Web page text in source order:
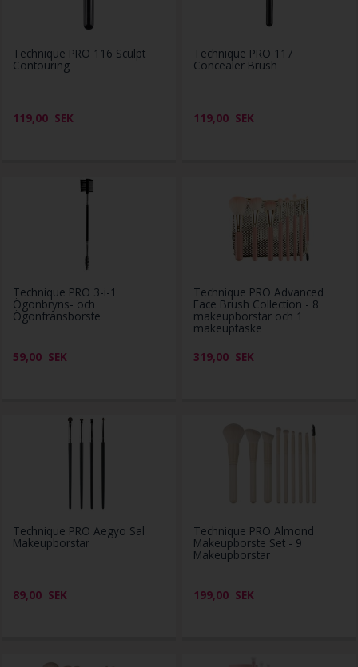
Technique PRO 116 Sculpt
Contouring
119,00 SEK
Technique PRO 117
Concealer Brush
119,00 SEK
Technique PRO 3-i-1
Ögonbryns- och
Ögonfransborste
59,00 SEK
Technique PRO Advanced
Face Brush Collection - 8
makeupborstar och 1
makeuptaske
319,00 SEK
Technique PRO Aegyo Sal
Makeupborstar
89,00 SEK
Technique PRO Almond
Makeupborste Set - 9
Makeupborstar
199,00 SEK